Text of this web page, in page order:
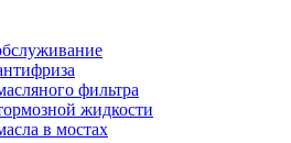
фильтра
жидкости
в мостах